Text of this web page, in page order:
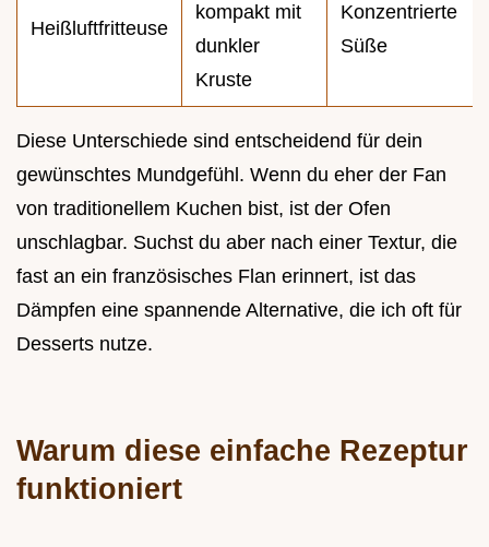
Heißluftfritteuse
kompakt mit
dunkler
Kruste
Konzentrierte
Süße
Diese Unterschiede sind entscheidend für dein
gewünschtes Mundgefühl. Wenn du eher der Fan
von traditionellem Kuchen bist, ist der Ofen
unschlagbar. Suchst du aber nach einer Textur, die
fast an ein französisches Flan erinnert, ist das
Dämpfen eine spannende Alternative, die ich oft für
Desserts nutze.
Warum diese einfache Rezeptur
funktioniert